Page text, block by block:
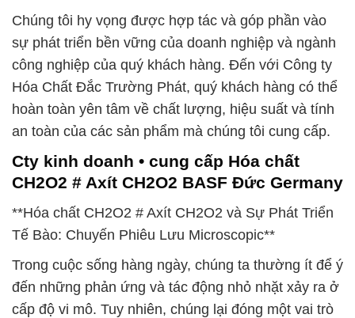
Chúng tôi hy vọng được hợp tác và góp phần vào
sự phát triển bền vững của doanh nghiệp và ngành
công nghiệp của quý khách hàng. Đến với Công ty
Hóa Chất Đắc Trường Phát, quý khách hàng có thể
hoàn toàn yên tâm về chất lượng, hiệu suất và tính
an toàn của các sản phẩm mà chúng tôi cung cấp.
Cty kinh doanh • cung cấp Hóa chất
CH2O2 # Axít CH2O2 BASF Đức Germany
**Hóa chất CH2O2 # Axít CH2O2 và Sự Phát Triển
Tế Bào: Chuyến Phiêu Lưu Microscopic**
Trong cuộc sống hàng ngày, chúng ta thường ít để ý
đến những phản ứng và tác động nhỏ nhặt xảy ra ở
cấp độ vi mô. Tuy nhiên, chúng lại đóng một vai trò